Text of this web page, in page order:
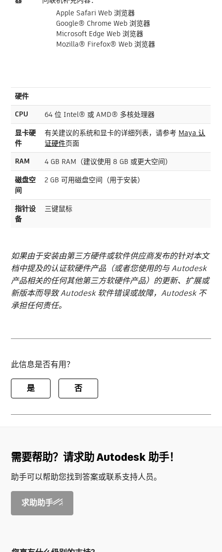
Apple Safari Web 浏览器
Google® Chrome Web 浏览器
Microsoft Edge Web 浏览器
Mozilla® Firefox® Web 浏览器
硬件
CPU
64 位 Intel® 或 AMD® 多核处理器
显卡硬
件
有关建议的系统和显卡的详细列表，请参考 Maya 认
证硬件页面
RAM
4 GB RAM（建议使用 8 GB 或更大空间）
磁盘空
间
2 GB 可用磁盘空间（用于安装）
指针设
备
三键鼠标
如果由于安装由第三方硬件或软件供应商发布的针对本文
档中提及的认证软硬件产品（或者您使用的与 Autodesk
产品相关的任何其他第三方软硬件产品）的更新、扩展或
新版本而导致 Autodesk 软件错误或故障，Autodesk 不
承担任何责任。
此信息是否有用？
是 否
需要帮助？请求助 Autodesk 助手！
助手可以帮助您找到答案或联系支持人员。
求助助手